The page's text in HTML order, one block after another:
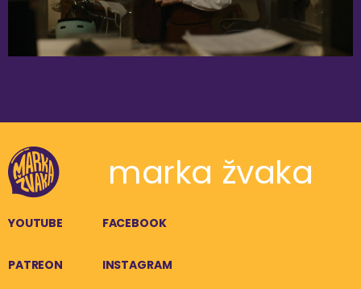
marka žvaka
YOUTUBE FACEBOOK
PATREON INSTAGRAM